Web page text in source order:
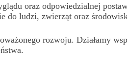
oraz odpowiedzialnej
do ludzi, zwierząt oraz
rozwoju. Działamy